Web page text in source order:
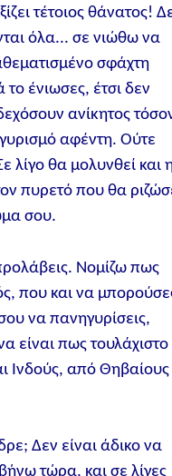
τέτοιος θάνατος!
όλα... σε νιώθω να
σφάχτη
ένιωσες, έτσι δεν
ανίκητος
αφέντη. Ούτε
λίγο θα μολυνθεί και
πυρετό που θα
σου.
Νομίζω πως
που και να
να πανηγυρίσεις,
είναι πως τουλάχιστο
Ινδούς, από Θηβαίους
Δεν είναι άδικο να
τώρα, και σε λίγες